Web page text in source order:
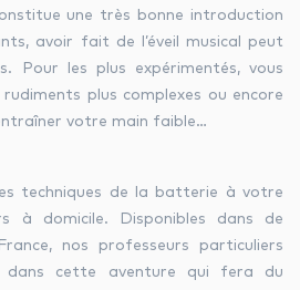
youtube linkedin
une très bonne introduction
avoir fait de l’éveil musical peut
Pour les plus expérimentés, vous
plus complexes ou encore
votre main faible…
techniques de la batterie à votre
à domicile. Disponibles dans de
nos professeurs particuliers
dans cette aventure qui fera du